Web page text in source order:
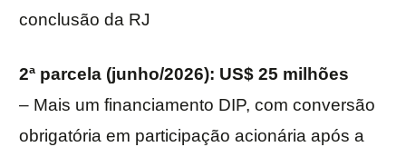
conclusão da RJ
2ª parcela (junho/2026): US$ 25 milhões
– Mais um financiamento DIP, com conversão
obrigatória em participação acionária após a